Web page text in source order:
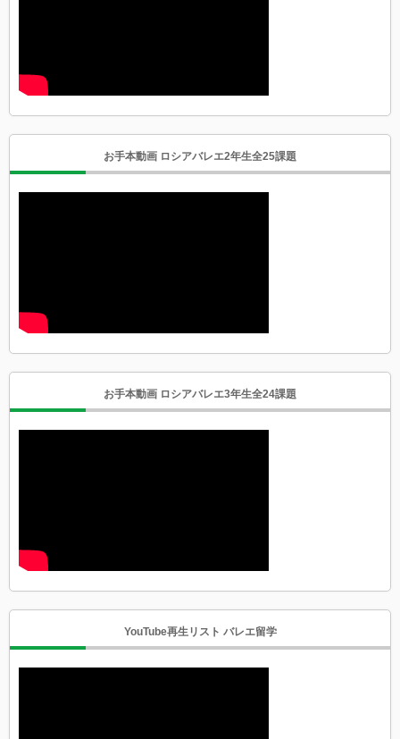
お手本動画 ロシアバレエ2年生全25課題
お手本動画 ロシアバレエ3年生全24課題
YouTube再生リスト バレエ留学